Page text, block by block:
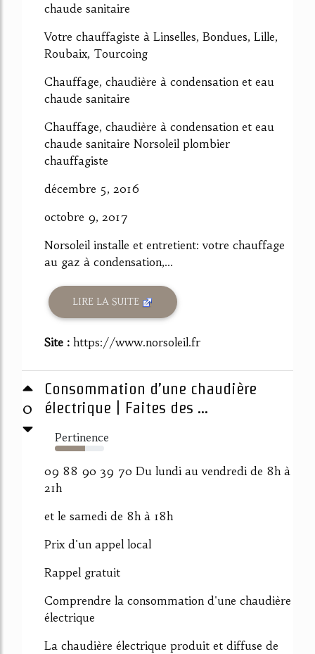
chaude sanitaire
Votre chauffagiste à Linselles, Bondues, Lille,
Roubaix, Tourcoing
Chauffage, chaudière à condensation et eau
chaude sanitaire
Chauffage, chaudière à condensation et eau
chaude sanitaire Norsoleil plombier
chauffagiste
décembre 5, 2016
octobre 9, 2017
Norsoleil installe et entretient: votre chauffage
au gaz à condensation,...
LIRE LA SUITE
Site : https://www.norsoleil.fr
0
Consommation d’une chaudière
électrique | Faites des ...
Pertinence
61%
09 88 90 39 70 Du lundi au vendredi de 8h à
21h
et le samedi de 8h à 18h
Prix d'un appel local
Rappel gratuit
Comprendre la consommation d'une chaudière
électrique
La chaudière électrique produit et diffuse de